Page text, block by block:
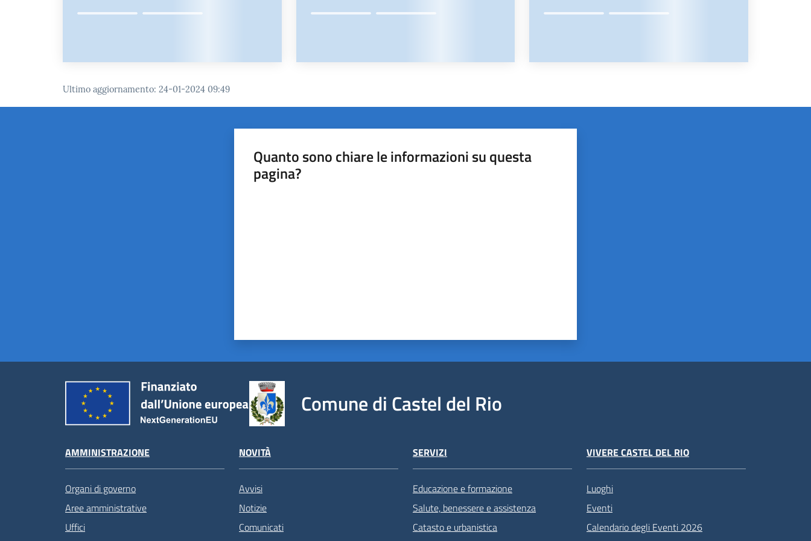
Ultimo aggiornamento: 24-01-2024 09:49
Quanto sono chiare le informazioni su questa
pagina?
Comune di Castel del Rio
AMMINISTRAZIONE
Organi di governo
Aree amministrative
Uffici
NOVITÀ
Avvisi
Notizie
Comunicati
SERVIZI
Educazione e formazione
Salute, benessere e assistenza
Catasto e urbanistica
VIVERE CASTEL DEL RIO
Luoghi
Eventi
Calendario degli Eventi 2026